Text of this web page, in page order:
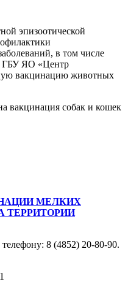
эпизоотической
в том числе
ГБУ ЯО «Центр
вакцинацию животных
вакцинация собак и кошек
МЕЛКИХ
8 (4852) 20-80-90.